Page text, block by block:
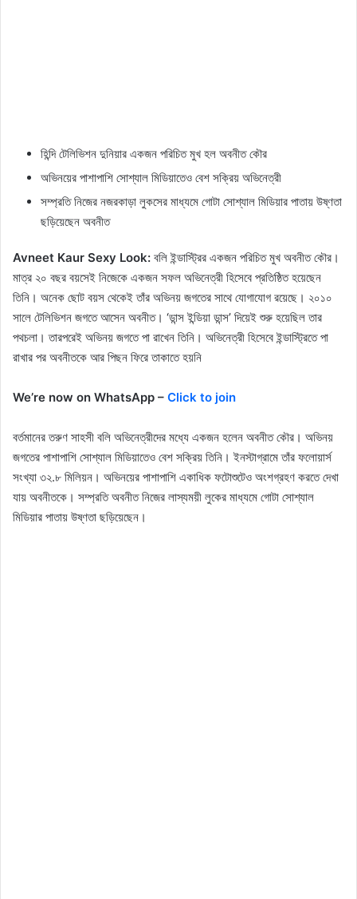
হিন্দি টেলিভিশন দুনিয়ার একজন পরিচিত মুখ হল অবনীত কৌর
অভিনয়ের পাশাপাশি সোশ্যাল মিডিয়াতেও বেশ সক্রিয় অভিনেত্রী
সম্প্রতি নিজের নজরকাড়া লুকসের মাধ্যমে গোটা সোশ্যাল মিডিয়ার পাতায় উষ্ণতা
ছড়িয়েছেন অবনীত
Avneet Kaur Sexy Look: বলি ইন্ডাস্ট্রির একজন পরিচিত মুখ অবনীত কৌর।
মাত্র ২০ বছর বয়সেই নিজেকে একজন সফল অভিনেত্রী হিসেবে প্রতিষ্ঠিত হয়েছেন
তিনি। অনেক ছোট বয়স থেকেই তাঁর অভিনয় জগতের সাথে যোগাযোগ রয়েছে। ২০১০
সালে টেলিভিশন জগতে আসেন অবনীত। ‘ডান্স ইন্ডিয়া ডান্স’ দিয়েই শুরু হয়েছিল তার
পথচলা। তারপরেই অভিনয় জগতে পা রাখেন তিনি। অভিনেত্রী হিসেবে ইন্ডাস্ট্রিতে পা
রাখার পর অবনীতকে আর পিছন ফিরে তাকাতে হয়নি
We’re now on WhatsApp – Click to join
বর্তমানের তরুণ সাহসী বলি অভিনেত্রীদের মধ্যে একজন হলেন অবনীত কৌর। অভিনয়
জগতের পাশাপাশি সোশ্যাল মিডিয়াতেও বেশ সক্রিয় তিনি। ইনস্টাগ্রামে তাঁর ফলোয়ার্স
সংখ্যা ৩২.৮ মিলিয়ন। অভিনয়ের পাশাপাশি একাধিক ফটোশুটেও অংশগ্রহণ করতে দেখা
যায় অবনীতকে। সম্প্রতি অবনীত নিজের লাস্যময়ী লুকের মাধ্যমে গোটা সোশ্যাল
মিডিয়ার পাতায় উষ্ণতা ছড়িয়েছেন।